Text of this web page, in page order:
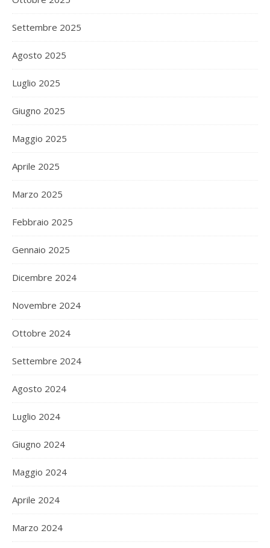
Settembre 2025
Agosto 2025
Luglio 2025
Giugno 2025
Maggio 2025
Aprile 2025
Marzo 2025
Febbraio 2025
Gennaio 2025
Dicembre 2024
Novembre 2024
Ottobre 2024
Settembre 2024
Agosto 2024
Luglio 2024
Giugno 2024
Maggio 2024
Aprile 2024
Marzo 2024